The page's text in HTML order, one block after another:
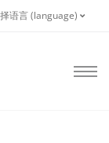
语言 (language)